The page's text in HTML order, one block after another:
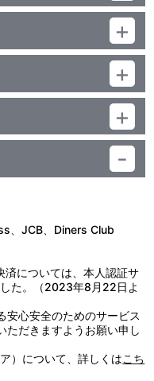
ｏｃａｌ）
ｖｏｃａｌ）
ｏｃａｌ）
、JCB、Diners Club
については、本人認証サ
た。（2023年8月22日よ
心安全のためのサービス
ただきますようお願い申し
）について、詳しくはこち